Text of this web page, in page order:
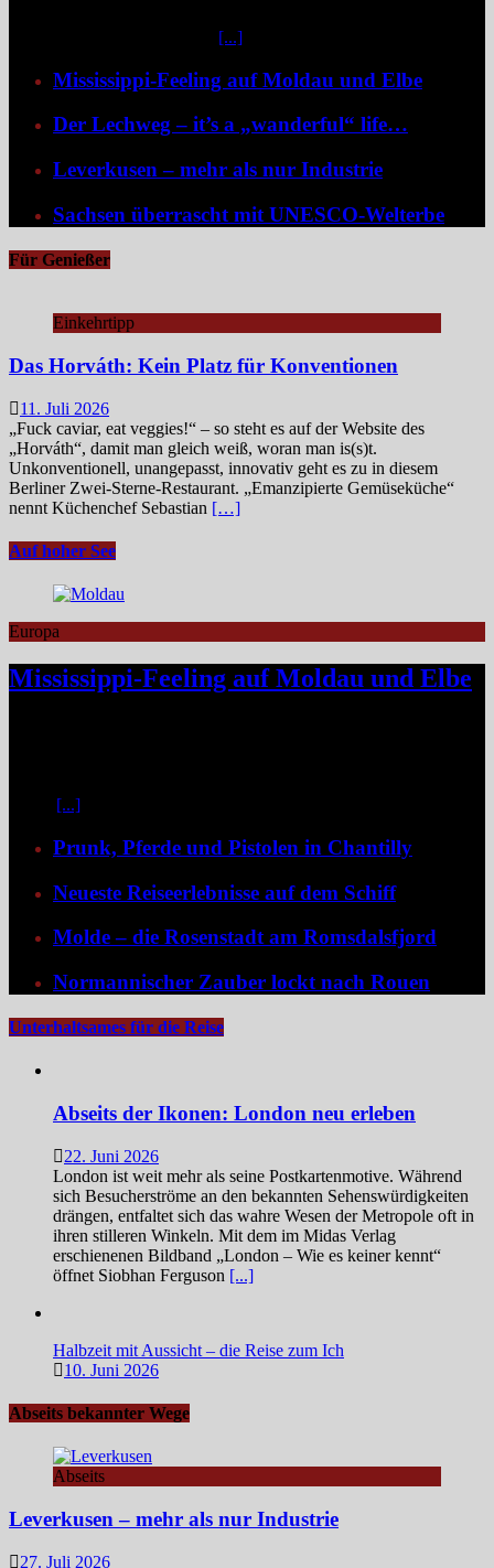
[...]
Mississippi-Feeling auf Moldau und Elbe
Der Lechweg – it’s a „wanderful“ life…
Leverkusen – mehr als nur Industrie
Sachsen überrascht mit UNESCO-Welterbe
Für Genießer
Einkehrtipp
Das Horváth: Kein Platz für Konventionen
11. Juli 2026
„Fuck caviar, eat veggies!“ – so steht es auf der Website des
„Horváth“, damit man gleich weiß, woran man is(s)t.
Unkonventionell, unangepasst, innovativ geht es zu in diesem
Berliner Zwei-Sterne-Restaurant. „Emanzipierte Gemüseküche“
nennt Küchenchef Sebastian […]
Auf hoher See
Europa
Mississippi-Feeling auf Moldau und Elbe
[...]
Prunk, Pferde und Pistolen in Chantilly
Neueste Reiseerlebnisse auf dem Schiff
Molde – die Rosenstadt am Romsdalsfjord
Normannischer Zauber lockt nach Rouen
Unterhaltsames für die Reise
Abseits der Ikonen: London neu erleben
22. Juni 2026
London ist weit mehr als seine Postkartenmotive. Während
sich Besucherströme an den bekannten Sehenswürdigkeiten
drängen, entfaltet sich das wahre Wesen der Metropole oft in
ihren stilleren Winkeln. Mit dem im Midas Verlag
erschienenen Bildband „London – Wie es keiner kennt“
öffnet Siobhan Ferguson [...]
Halbzeit mit Aussicht – die Reise zum Ich
10. Juni 2026
Abseits bekannter Wege
Abseits
Leverkusen – mehr als nur Industrie
27. Juli 2026